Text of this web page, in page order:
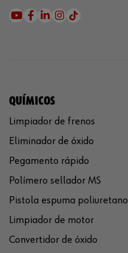
QUÍMICOS
Limpiador de frenos
Eliminador de óxido
Pegamento rápido
Polímero sellador MS
Pistola espuma poliuretano
Limpiador de motor
Convertidor de óxido